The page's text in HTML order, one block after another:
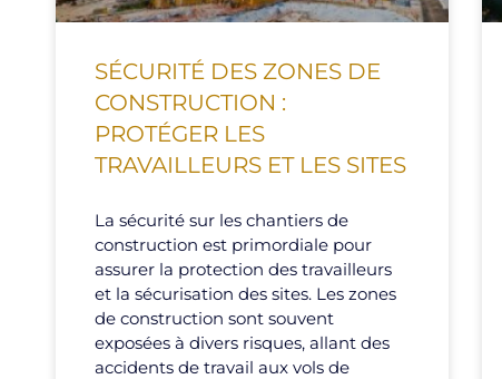
SÉCURITÉ DES ZONES DE
CONSTRUCTION :
PROTÉGER LES
TRAVAILLEURS ET LES SITES
La sécurité sur les chantiers de
construction est primordiale pour
assurer la protection des travailleurs
et la sécurisation des sites. Les zones
de construction sont souvent
exposées à divers risques, allant des
accidents de travail aux vols de